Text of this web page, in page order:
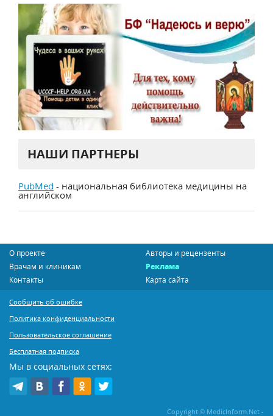
НАШИ ПАРТНЕРЫ
PubMed - национальная библиотека медицины на
английском
О проекте
Авторы и рецензенты
Врачам и клиникам
Реклама
Контакты
Карта сайта
Сообщить об ошибке
Политика конфиденциальности
Пользовательское соглашение
Бесплатная подписка
Мы в социальных сетях:
Copyright © MedicInform.Net -